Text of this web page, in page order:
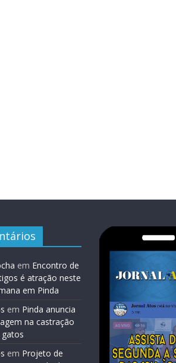
em Encontro de
é atração neste
em Pinda
em Pinda anuncia
na castração
em Projeto de